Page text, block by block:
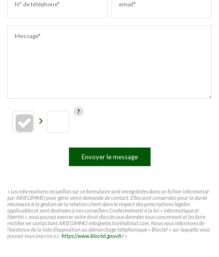
N° de téléphone* email*
Message*
Envoyer le message
« Les informations recueillies sur ce formulaire sont enregistrées dans un fichier informatisé
par ARIEGIMMO pour gérer votre demande de contact. Elles sont conservées pour la durée
nécessaire à la gestion de la relation client dans le respect des prescriptions légales
applicables et sont destinées à nos conseillers Conformément à la loi « informatique et
libertés », vous pouvez exercer votre droit d'accès aux données vous concernant et les faire
rectifier en contactant ARIEGIMMO info@selectionhabitat.com. Nous vous informons de
l'existence de la liste d'opposition au démarchage téléphonique « Bloctel », sur laquelle vous
pouvez vous inscrire ici :https://www.bloctel.gouv.fr/»